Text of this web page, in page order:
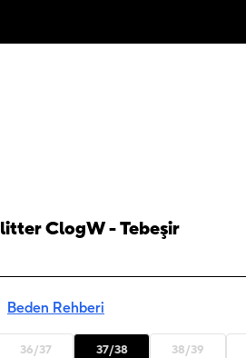
ClogW - Tebeşir
Beden Rehberi
36/37 37/38 38/39